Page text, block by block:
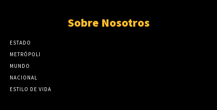
Sobre Nosotros
ESTADO
METRÓPOLI
MUNDO
NACIONAL
ESTILO DE VIDA